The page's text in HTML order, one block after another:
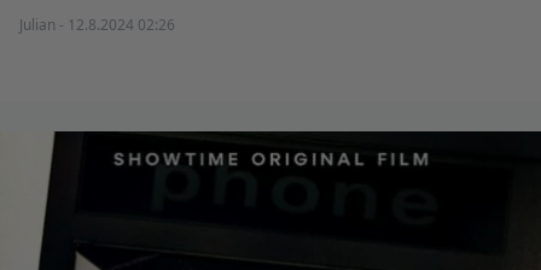
Julian - 12.8.2024 02:26